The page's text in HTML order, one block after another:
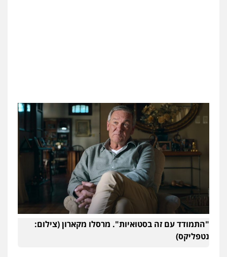
"התמודד עם זה בסטואיות". מרסלו מקארון (צילום:
נטפליקס)